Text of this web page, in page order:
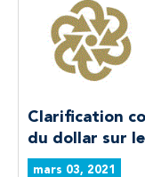
Clarification
du dollar sur
mars 03, 2021